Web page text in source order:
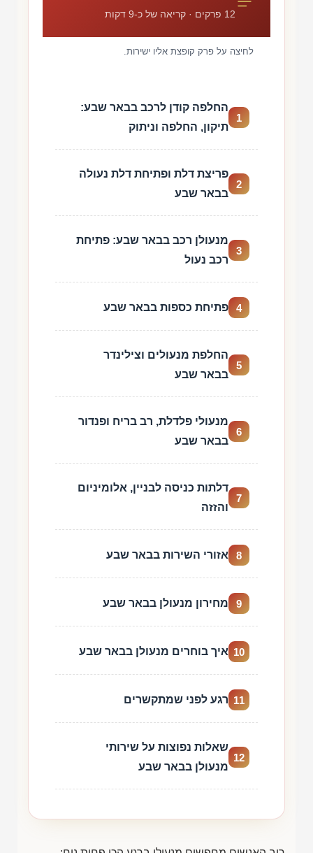
12 פרקים · קריאה של כ-9 דקות
לחיצה על פרק קופצת אליו ישירות.
1
החלפה קודן לרכב בבאר שבע:
תיקון, החלפה וניתוק
2
פריצת דלת ופתיחת דלת נעולה
בבאר שבע
3
מנעולן רכב בבאר שבע: פתיחת
רכב נעול
4 פתיחת כספות בבאר שבע
5
החלפת מנעולים וצילינדר
בבאר שבע
6
מנעולי פלדלת, רב בריח ופנדור
בבאר שבע
7
דלתות כניסה לבניין, אלומיניום
והזזה
8 אזורי השירות בבאר שבע
9 מחירון מנעולן בבאר שבע
10 איך בוחרים מנעולן בבאר שבע
11 רגע לפני שמתקשרים
12
שאלות נפוצות על שירותי
מנעולן בבאר שבע